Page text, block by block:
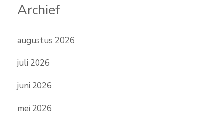
Archief
augustus 2026
juli 2026
juni 2026
mei 2026